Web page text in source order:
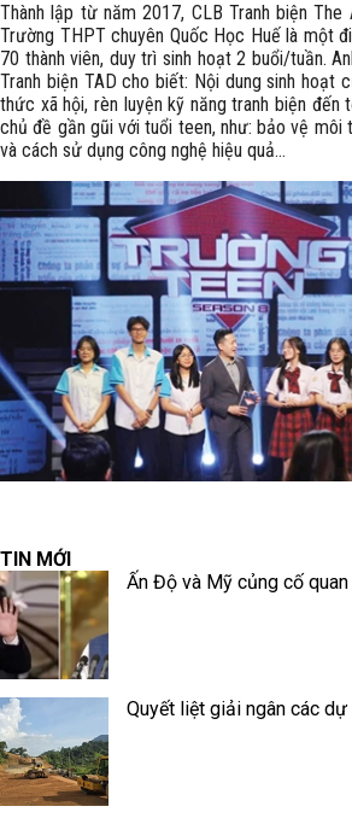
Thành lập từ năm 2017, CLB Tranh biện
Trường THPT chuyên Quốc Học Huế là một
70 thành viên, duy trì sinh hoạt 2 buổi/tuần.
Tranh biện TAD cho biết: Nội dung sinh hoạt
thức xã hội, rèn luyện kỹ năng tranh biện
chủ đề gần gũi với tuổi teen, như: bảo vệ môi
và cách sử dụng công nghệ hiệu quả...
TIN MỚI
Ấn Độ và Mỹ củng cố
Quyết liệt giải ngân các